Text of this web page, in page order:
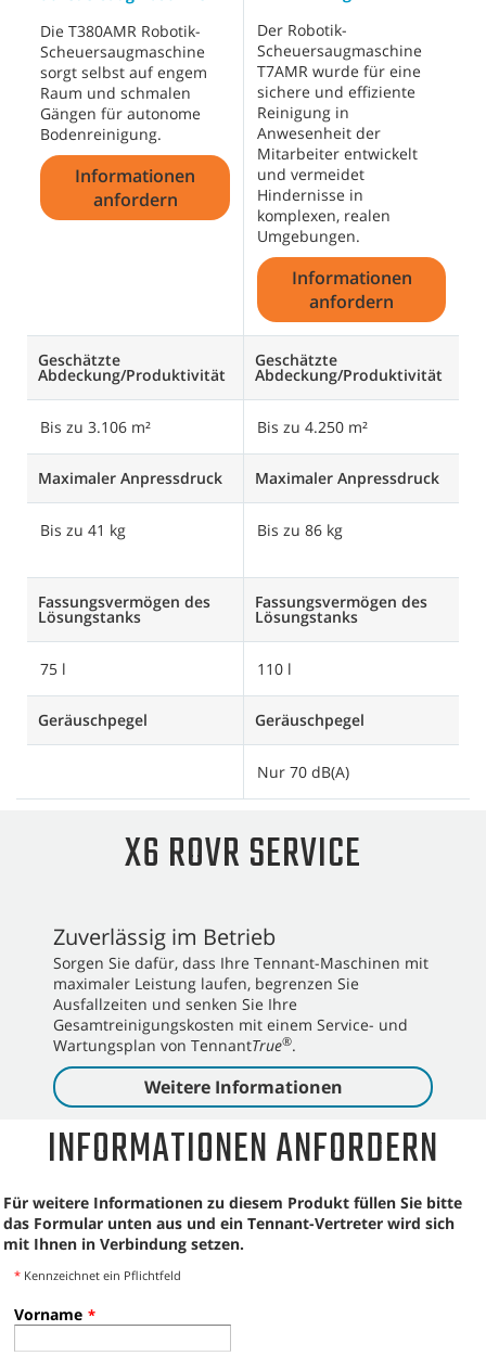
Die T380AMR Robotik-
Scheuersaugmaschine
sorgt selbst auf engem
Raum und schmalen
Gängen für autonome
Bodenreinigung.
Informationen
anfordern
Geschätzte
Abdeckung/Produktivität
Bis zu 3.106 m²
Maximaler Anpressdruck
Bis zu 41 kg
Fassungsvermögen des
Lösungstanks
75 l
Geräuschpegel
Der Robotik-
Scheuersaugmaschine
T7AMR wurde für eine
sichere und effiziente
Reinigung in
Anwesenheit der
Mitarbeiter entwickelt
und vermeidet
Hindernisse in
komplexen, realen
Umgebungen.
Informationen
anfordern
Geschätzte
Abdeckung/Produktivität
Bis zu 4.250 m²
Maximaler Anpressdruck
Bis zu 86 kg
Fassungsvermögen des
Lösungstanks
110 l
Geräuschpegel
Nur 70 dB(A)
X6 ROVR SERVICE
Zuverlässig im Betrieb
Sorgen Sie dafür, dass Ihre Tennant-Maschinen mit
maximaler Leistung laufen, begrenzen Sie
Ausfallzeiten und senken Sie Ihre
Gesamtreinigungskosten mit einem Service- und
Wartungsplan von TennantTrue®.
Weitere Informationen
INFORMATIONEN ANFORDERN
Für weitere Informationen zu diesem Produkt füllen Sie bitte
das Formular unten aus und ein Tennant-Vertreter wird sich
mit Ihnen in Verbindung setzen.
* Kennzeichnet ein Pflichtfeld
Vorname *